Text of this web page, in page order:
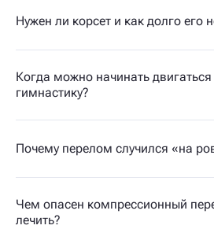
Нужен ли корсет и как долго его
Когда можно начинать двигаться
гимнастику?
Почему перелом случился «на
Чем опасен компрессионный
лечить?